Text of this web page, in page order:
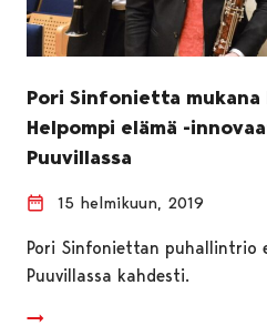
Pori Sinfonietta mukana
Helpompi elämä -
Puuvillassa
15 helmikuun, 2019
Pori Sinfoniettan puhallintrio
Puuvillassa kahdesti.